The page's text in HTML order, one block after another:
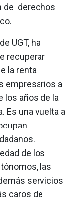
de derechos
UGT, ha
recuperar
la renta
empresarios a
los años de la
Es una vuelta a
de los
las
servicios
caros de